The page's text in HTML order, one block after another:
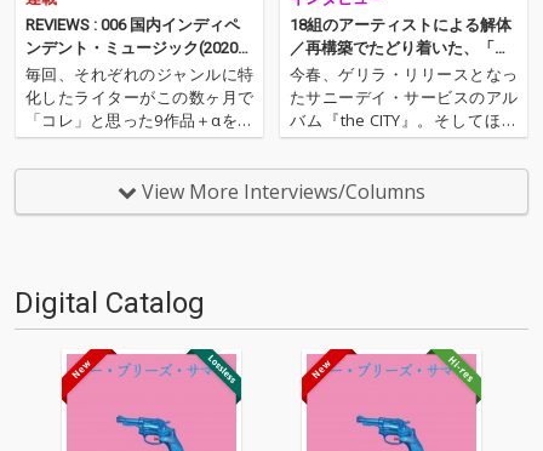
REVIEWS : 006 国内インディペ
ンデント・ミュージック(2020年
7月)──松島広人（NordOst）
毎回、それぞれのジャンルに特
化したライターがこの数ヶ月で
「コレ」と思った9作品＋αを紹
介するコーナー。ノーウェー
ヴ・バンドAIZのWeird Instrum
ents担当/ライターのNord Ost
（松島広人）が、2020年のムー
18組のアーティストによる解体
／再構築でたどり着いた、「い
ま」のサニーデイ・サービス──
『the SEA』配信開始
今春、ゲリラ・リリースとなっ
たサニーデイ・サービスのアル
バム『the CITY』。そしてほぼ
間髪を入れず、Spotifyのプレイ
リストという形で順次発表され
た『the CITY』収録楽曲のリミ
ックス・再構築プロジェクト『t
View More Interviews/Columns
Digital Catalog